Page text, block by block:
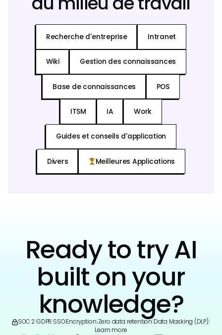
Recherche d'entreprise Intranet
Wiki Gestion des connaissances
Base de connaissances POS
ITSM IA Work
Guides et conseils d'application
Divers Meilleures Applications
Ready to try AI
built on your
knowledge?
SOC 2 GDPR SSO|Encryption Zero data retention Data Masking (DLP)
Learn more